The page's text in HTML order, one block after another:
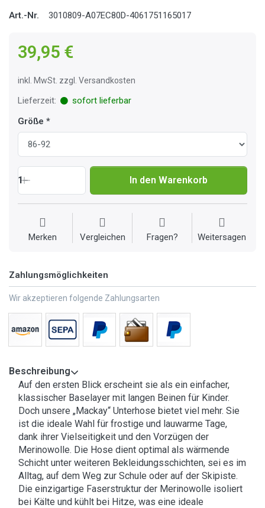
Art.-Nr. 3010809-A07EC80D-4061751165017
39,95 €
inkl. MwSt. zzgl. Versandkosten
Lieferzeit:
sofort lieferbar
Größe
1 In den Warenkorb
Merken Vergleichen Fragen? Weitersagen
Zahlungsmöglichkeiten
Wir akzeptieren folgende Zahlungsarten
Beschreibung
Auf den ersten Blick erscheint sie als ein einfacher,
klassischer Baselayer mit langen Beinen für Kinder.
Doch unsere „Mackay“ Unterhose bietet viel mehr. Sie
ist die ideale Wahl für frostige und lauwarme Tage,
dank ihrer Vielseitigkeit und den Vorzügen der
Merinowolle. Die Hose dient optimal als wärmende
Schicht unter weiteren Bekleidungsschichten, sei es im
Alltag, auf dem Weg zur Schule oder auf der Skipiste.
Die einzigartige Faserstruktur der Merinowolle isoliert
bei Kälte und kühlt bei Hitze, was eine ideale